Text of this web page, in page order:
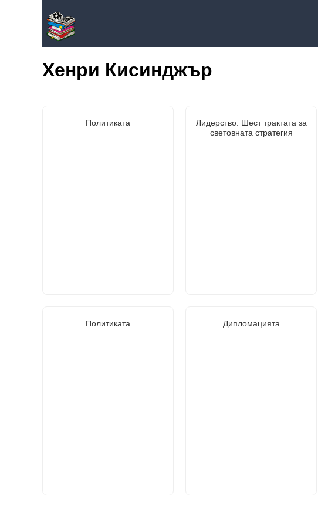
Хенри Кисинджър
Политиката
Лидерство. Шест трактата за
световната стратегия
Политиката Дипломацията